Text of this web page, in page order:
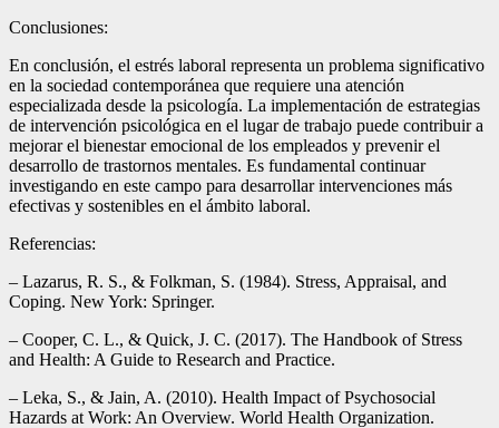
Conclusiones:
En conclusión, el estrés laboral representa un problema significativo
en la sociedad contemporánea que requiere una atención
especializada desde la psicología. La implementación de estrategias
de intervención psicológica en el lugar de trabajo puede contribuir a
mejorar el bienestar emocional de los empleados y prevenir el
desarrollo de trastornos mentales. Es fundamental continuar
investigando en este campo para desarrollar intervenciones más
efectivas y sostenibles en el ámbito laboral.
Referencias:
– Lazarus, R. S., & Folkman, S. (1984). Stress, Appraisal, and
Coping. New York: Springer.
– Cooper, C. L., & Quick, J. C. (2017). The Handbook of Stress
and Health: A Guide to Research and Practice.
– Leka, S., & Jain, A. (2010). Health Impact of Psychosocial
Hazards at Work: An Overview. World Health Organization.